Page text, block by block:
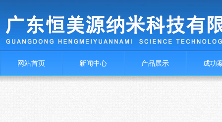
网站首页 新闻中心 产品展示 成功